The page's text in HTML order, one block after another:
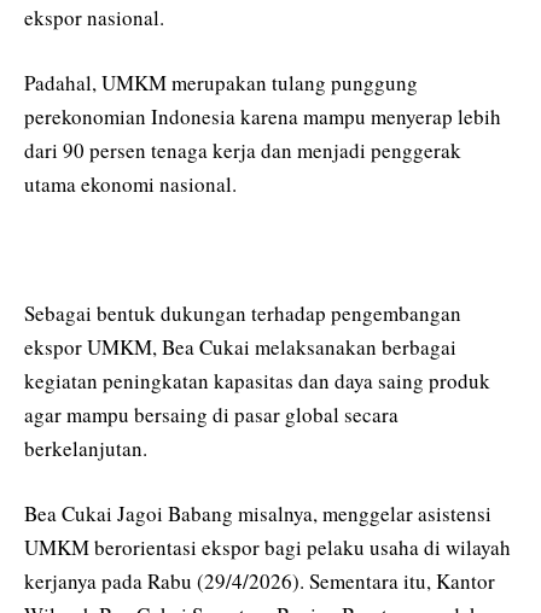
ekspor nasional.
Padahal, UMKM merupakan tulang punggung
perekonomian Indonesia karena mampu menyerap lebih
dari 90 persen tenaga kerja dan menjadi penggerak
utama ekonomi nasional.
Sebagai bentuk dukungan terhadap pengembangan
ekspor UMKM, Bea Cukai melaksanakan berbagai
kegiatan peningkatan kapasitas dan daya saing produk
agar mampu bersaing di pasar global secara
berkelanjutan.
Bea Cukai Jagoi Babang misalnya, menggelar asistensi
UMKM berorientasi ekspor bagi pelaku usaha di wilayah
kerjanya pada Rabu (29/4/2026). Sementara itu, Kantor